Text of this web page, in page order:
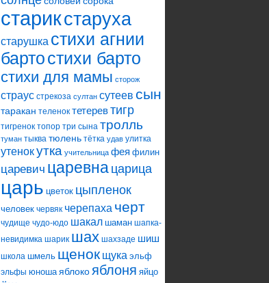
старикстаруха
старушка стихи агнии
бартостихи барто
стихи для мамы сторож
страус стрекоза султан сутеев сын
таракан теленок тетеревтигр
тигренок топор три сына тролль
туман тыква тюлень тётка удав улитка
утенокутка учительница фея филин
царевич царевна царица
царь цветок цыпленок
человек червяк черепаха черт
чудище чудо-юдо шакал шаман шапка-
невидимка шарик шах шахзаде шиш
школа шмель щенок щука эльф
эльфы юноша яблоко яблоня яйцо